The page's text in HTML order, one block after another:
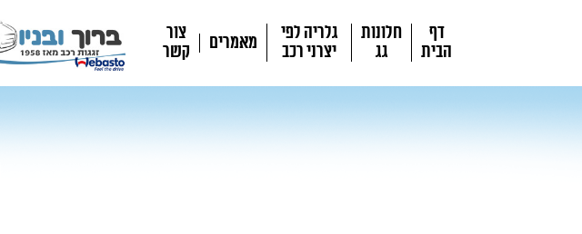
דף
הבית
חלונות
גג
גלריה לפי
יצרני רכב
מאמרים
צור
קשר